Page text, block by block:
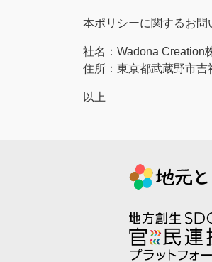
本ポリシーに関するお問
社名：Wadona Creation
住所：東京都武蔵野市
以上